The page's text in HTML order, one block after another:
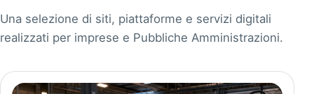
Una selezione di siti, piattaforme e servizi digitali
realizzati per imprese e Pubbliche Amministrazioni.